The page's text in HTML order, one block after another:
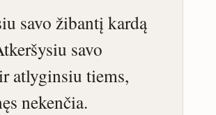
savo žibantį kardą
savo
atlyginsiu tiems,
nekenčia.